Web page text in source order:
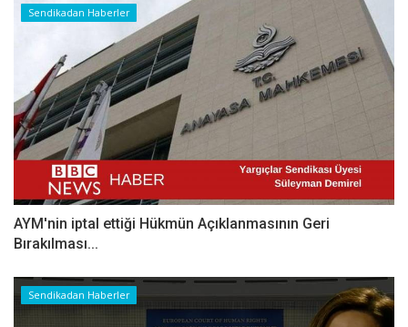
Sendikadan Haberler
AYM'nin iptal ettiği Hükmün Açıklanmasının Geri
Bırakılması...
Sendikadan Haberler